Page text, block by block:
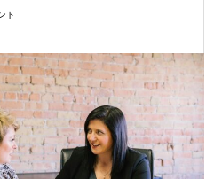
ト